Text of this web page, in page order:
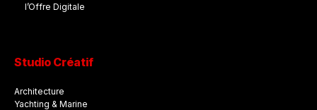
l’Offre Digitale
Studio Créatif
Architecture
Yachting & Marine